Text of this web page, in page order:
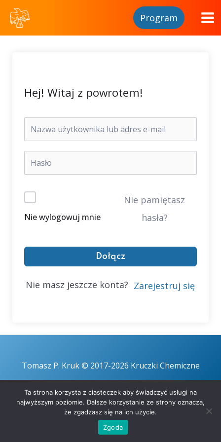
Program
Hej! Witaj z powrotem!
Nie wylogowuj mnie
Nie pamiętasz
hasła?
Dołącz
Nie masz jeszcze konta? Zarejestruj się
Tomasz P. Kruk © 2017-2026 Kruczki Chemiczne
Ta strona korzysta z ciasteczek aby świadczyć usługi na
najwyższym poziomie. Dalsze korzystanie ze strony oznacza,
że zgadzasz się na ich użycie.
Zgoda